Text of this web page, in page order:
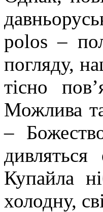
polos –
погляду,
тісно
Можлива
–
Купайла
холодну,